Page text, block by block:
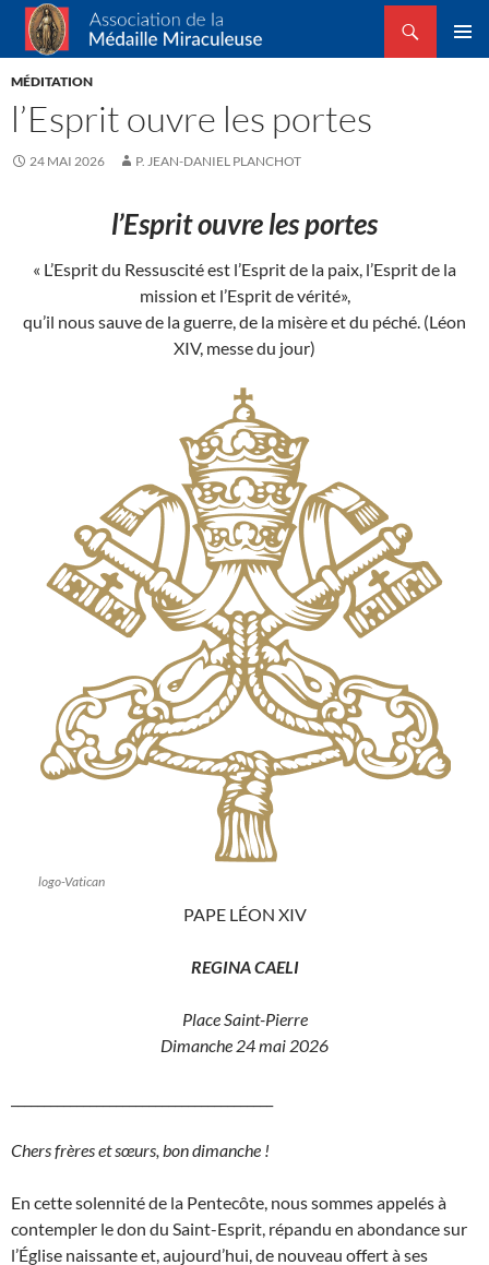
Association de la Médaille Miraculeuse
Recherche
ALLER
AU
MÉDITATION
l’Esprit ouvre les portes
24 MAI 2026 P. JEAN-DANIEL PLANCHOT
l’Esprit ouvre les portes
« L’Esprit du Ressuscité est l’Esprit de la paix, l’Esprit de la
mission et l’Esprit de vérité»,
qu’il nous sauve de la guerre, de la misère et du péché. (Léon
XIV, messe du jour)
logo-Vatican
PAPE LÉON XIV
REGINA CAELI
Place Saint-Pierre
Dimanche 24 mai 2026
Chers frères et sœurs, bon dimanche !
En cette solennité de la Pentecôte, nous sommes appelés à
contempler le don du Saint-Esprit, répandu en abondance sur
l’Église naissante et, aujourd’hui, de nouveau offert à ses